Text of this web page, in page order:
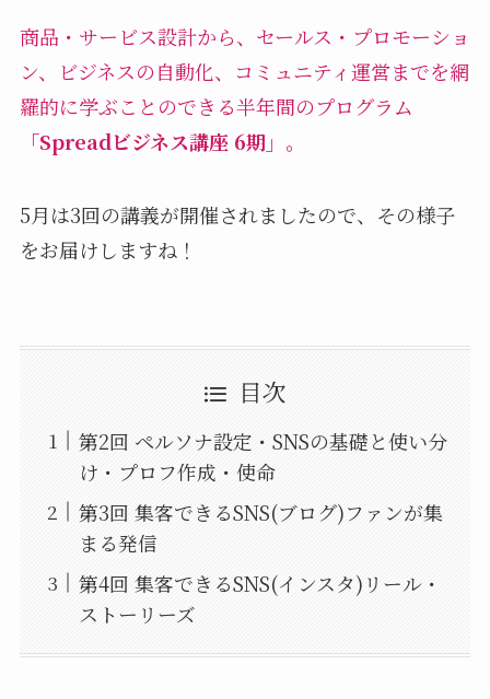
商品・サービス設計から、セールス・プロモーショ
ン、ビジネスの自動化、コミュニティ運営までを網
羅的に学ぶことのできる半年間のプログラム
「Spreadビジネス講座 6期」 。
5月は3回の講義が開催されましたので、その様子
をお届けしますね！
目次
第2回 ペルソナ設定・SNSの基礎と使い分
け・プロフ作成・使命
第3回 集客できるSNS(ブログ)ファンが集
まる発信
第4回 集客できるSNS(インスタ)リール・
ストーリーズ